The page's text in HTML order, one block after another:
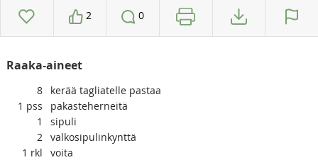
2 0
Raaka-aineet
8
kerää tagliatelle pastaa
1 pss
pakasteherneitä
1
sipuli
2
valkosipulinkynttä
1 rkl
voita